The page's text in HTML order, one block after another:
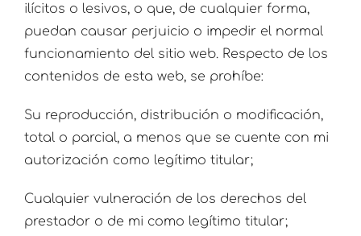
ilícitos o lesivos, o que, de cualquier forma,
puedan causar perjuicio o impedir el normal
funcionamiento del sitio web. Respecto de los
contenidos de esta web, se prohíbe:
Su reproducción, distribución o modificación,
total o parcial, a menos que se cuente con mi
autorización como legítimo titular;
Cualquier vulneración de los derechos del
prestador o de mi como legítimo titular;